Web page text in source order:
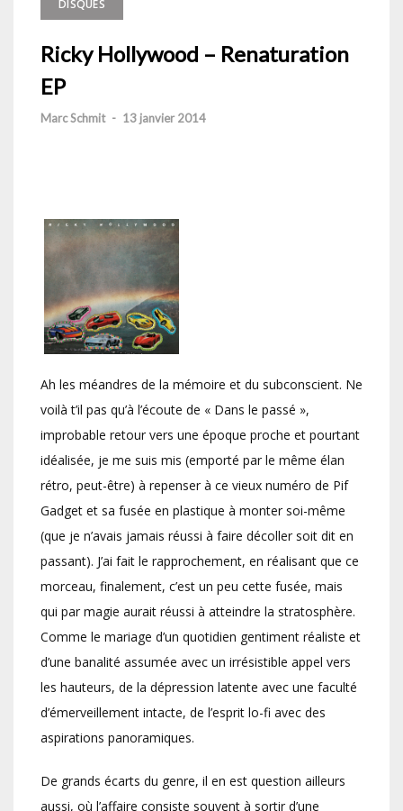
DISQUES
Ricky Hollywood – Renaturation
EP
Marc Schmit - 13 janvier 2014
Ah les méandres de la mémoire et du subconscient. Ne
voilà t’il pas qu’à l’écoute de « Dans le passé »,
improbable retour vers une époque proche et pourtant
idéalisée, je me suis mis (emporté par le même élan
rétro, peut-être) à repenser à ce vieux numéro de Pif
Gadget et sa fusée en plastique à monter soi-même
(que je n’avais jamais réussi à faire décoller soit dit en
passant). J’ai fait le rapprochement, en réalisant que ce
morceau, finalement, c’est un peu cette fusée, mais
qui par magie aurait réussi à atteindre la stratosphère.
Comme le mariage d’un quotidien gentiment réaliste et
d’une banalité assumée avec un irrésistible appel vers
les hauteurs, de la dépression latente avec une faculté
d’émerveillement intacte, de l’esprit lo-fi avec des
aspirations panoramiques.
De grands écarts du genre, il en est question ailleurs
aussi, où l’affaire consiste souvent à sortir d’une